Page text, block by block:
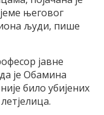
његовог
људи, пише
јавне
је Обамина
било убијених